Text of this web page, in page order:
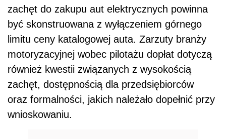
zachęt do zakupu aut elektrycznych powinna
być skonstruowana z wyłączeniem górnego
limitu ceny katalogowej auta. Zarzuty branży
motoryzacyjnej wobec pilotażu dopłat dotyczą
również kwestii związanych z wysokością
zachęt, dostępnością dla przedsiębiorców
oraz formalności, jakich należało dopełnić przy
wnioskowaniu.